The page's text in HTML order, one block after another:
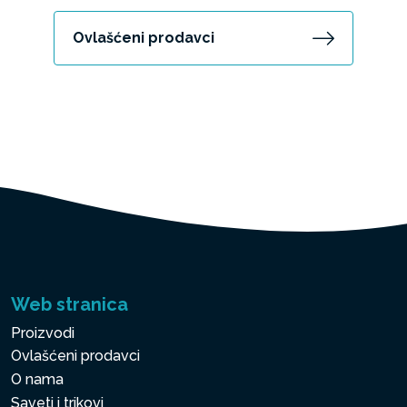
Ovlašćeni prodavci
Web stranica
Proizvodi
Ovlašćeni prodavci
O nama
Saveti i trikovi